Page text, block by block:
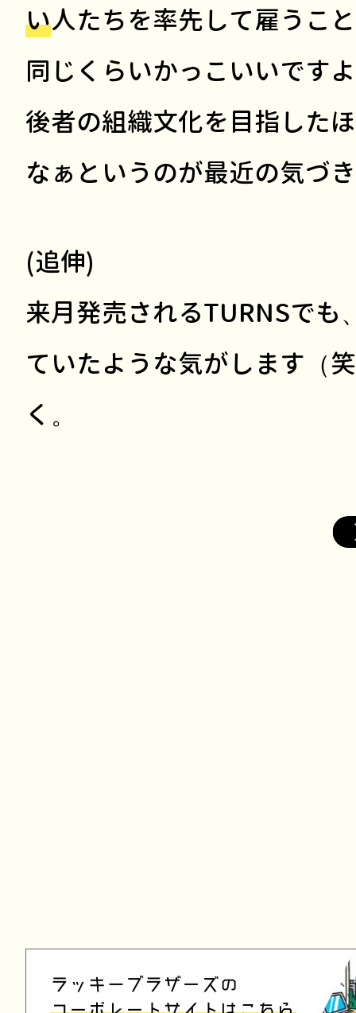
い人たちを率先して雇うこ
同じくらいかっこいいです
後者の組織文化を目指した
なぁというのが最近の気づ
(追伸)
来月発売されるTURNSでも
ていたような気がします（
く。